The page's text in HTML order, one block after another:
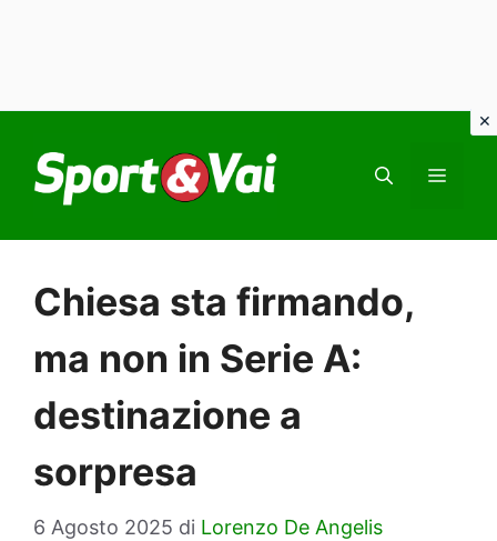
contenuto
Chiesa sta firmando,
ma non in Serie A:
destinazione a
sorpresa
6 Agosto 2025 di Lorenzo De Angelis